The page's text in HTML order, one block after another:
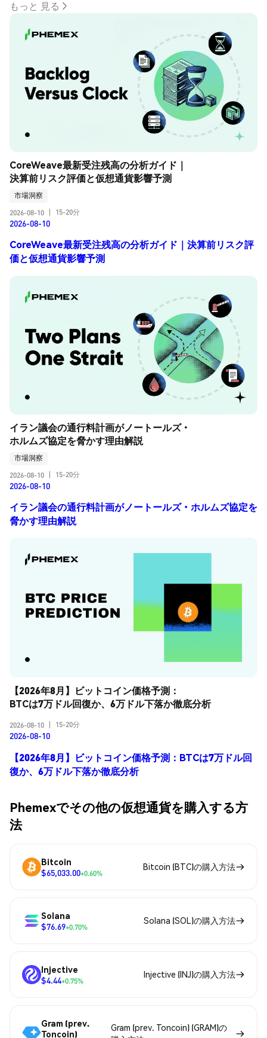
もっと 見る
CoreWeave最新受注残高の分析ガイド｜
決算前リスク評価と仮想通貨影響予測
市場洞察
2026-08-10
15-20分
2026-08-10
CoreWeave最新受注残高の分析ガイド｜決算前リスク評
価と仮想通貨影響予測
イラン議会の通行料計画がノートールズ・
ホルムズ協定を脅かす理由解説
市場洞察
2026-08-10
15-20分
2026-08-10
イラン議会の通行料計画がノートールズ・ホルムズ協定を
脅かす理由解説
【2026年8月】ビットコイン価格予測：
BTCは7万ドル回復か、6万ドル下落か徹底分析
2026-08-10 15-20分
2026-08-10
【2026年8月】ビットコイン価格予測：BTCは7万ドル回
復か、6万ドル下落か徹底分析
Phemexでその他の仮想通貨を購入する方
法
Bitcoin
$65,033.00+0.60%
Bitcoin (BTC)の購入方法
Solana
$76.69+0.70%
Solana (SOL)の購入方法
Injective
$4.44+0.75%
Injective (INJ)の購入方法
Gram (prev.
Toncoin)
Gram (prev. Toncoin) (GRAM)の